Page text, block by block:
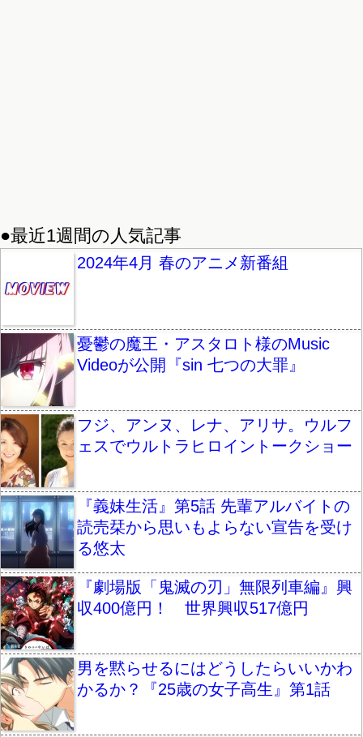
●最近1週間の人気記事
2024年4月 春のアニメ新番組
憂鬱の魔王・アスタロト様のMusic
Videoが公開『sin 七つの大罪』
フジ、アンヌ、レナ、アリサ。ウルフ
ェスでウルトラヒロイントークショー
『義妹生活』第5話 先輩アルバイトの
読売栞から思いもよらない宣告を受け
る悠太
『劇場版「鬼滅の刃」無限列車編』興
収400億円！ 世界興収517億円
男を黙らせるにはどうしたらいいかわ
かるか？『25歳の女子高生』第1話